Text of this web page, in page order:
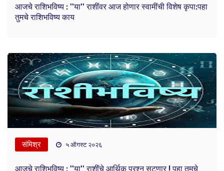
आजचे राशिभविष्य : ''या'' राशींवर आज होणार स्वामींची विशेष कृपा:पहा
तुमचे राशिभविष्य काय
संमिश्र ५ ऑगस्ट २०२६
आजचे राशिभविष्य : ''या'' राशींचे आर्थिक प्रश्न सुटणार ! पहा तुमचे